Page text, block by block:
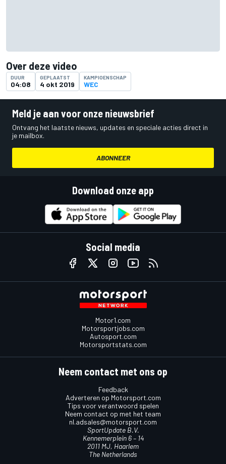
Over deze video
DUUR
04:08
GEPLAATST
4 okt 2019
KAMPIOENSCHAP
WEC
Meld je aan voor onze nieuwsbrief
Ontvang het laatste nieuws, updates en speciale acties direct in
je mailbox.
ABONNEER
Download onze app
Social media
Motor1.com
Motorsportjobs.com
Autosport.com
Motorsportstats.com
Neem contact met ons op
Feedback
Adverteren op Motorsport.com
Tips voor verantwoord spelen
Neem contact op met het team
nl.adsales@motorsport.com
SportUpdate B.V.
Kennemerplein 6 – 14
2011 MJ, Haarlem
The Netherlands